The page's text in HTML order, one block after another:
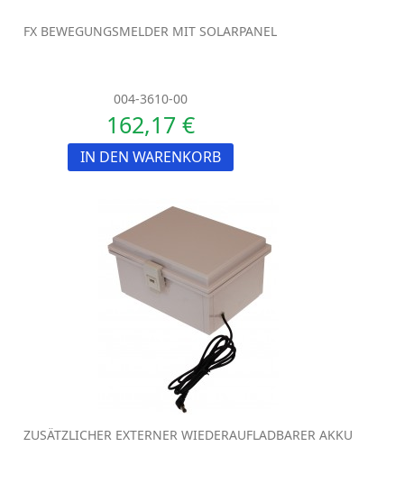
FX BEWEGUNGSMELDER MIT SOLARPANEL
004-3610-00
162,17 €
IN DEN WARENKORB
ZUSÄTZLICHER EXTERNER WIEDERAUFLADBARER AKKU